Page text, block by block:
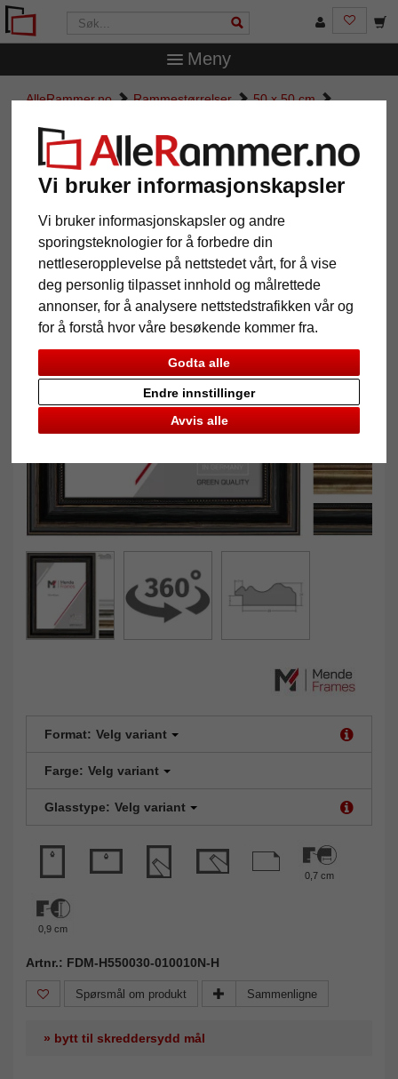
Vi bruker informasjonskapsler
Vi bruker informasjonskapsler og andre
sporingsteknologier for å forbedre din
nettleseropplevelse på nettstedet vårt, for å vise
deg personlig tilpasset innhold og målrettede
annonser, for å analysere nettstedstrafikken vår og
for å forstå hvor våre besøkende kommer fra.
Godta alle
Avvis alle
Endre innstillinger
Meny
AlleRammer.no Rammestørrelser
50 x 50 cm
Treramme Irupu
Tilbake
Format: Velg variant
Farge: Velg variant
Glasstype: Velg variant
0,7 cm
0,9 cm
Artnr.: FDM-H550030-010010N-H
Spørsmål om produkt Sammenligne
» bytt til skreddersydd mål